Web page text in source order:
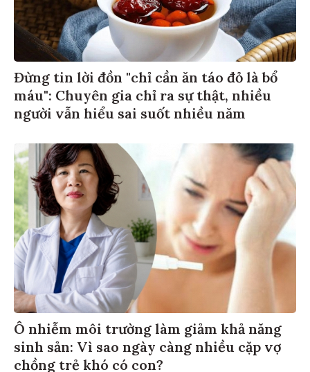
Đừng tin lời đồn "chỉ cần ăn táo đỏ là bổ
máu": Chuyên gia chỉ ra sự thật, nhiều
người vẫn hiểu sai suốt nhiều năm
Ô nhiễm môi trường làm giảm khả năng
sinh sản: Vì sao ngày càng nhiều cặp vợ
chồng trẻ khó có con?